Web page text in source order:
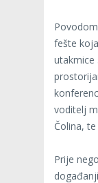
fešte
utakmice
voditelj
Čolina,
Prije